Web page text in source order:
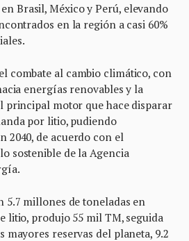
Brasil, México y Perú, elevando
en la región a casi 60%
combate al cambio climático, con
energías renovables y la
principal motor que hace disparar
por litio, pudiendo
2040, de acuerdo con el
sostenible de la Agencia
5.7 millones de toneladas en
litio, produjo 55 mil TM, seguida
mayores reservas del planeta, 9.2